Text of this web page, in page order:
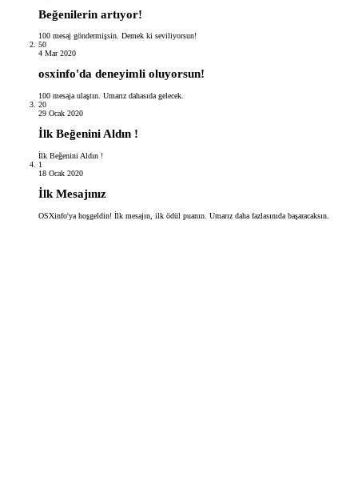
Beğenilerin artıyor!
100 mesaj göndermişsin. Demek ki seviliyorsun!
50
4 Mar 2020
osxinfo'da deneyimli oluyorsun!
100 mesaja ulaştın. Umarız dahasıda gelecek.
20
29 Ocak 2020
İlk Beğenini Aldın !
İlk Beğenini Aldın !
1
18 Ocak 2020
İlk Mesajınız
OSXinfo'ya hoşgeldin! İlk mesajın, ilk ödül puanın. Umarız daha fazlasınıda başaracaksın.